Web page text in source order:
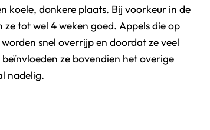
koele, donkere plaats. Bij voorkeur in de
ze tot wel 4 weken goed. Appels die op
snel overrijp en doordat ze veel
ze bovendien het overige
nadelig.